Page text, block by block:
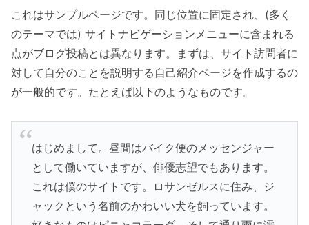
これはサンプルページです。同じ位置に固定され、(多く
のテーマでは) サイトナビゲーションメニューに含まれる
点がブログ投稿とは異なります。まずは、サイト訪問者に
対して自分のことを説明する自己紹介ページを作成するの
が一般的です。たとえば以下のようなものです。
はじめまして。昼間はバイク便のメッセンジャー
として働いていますが、俳優志望でもあります。
これは僕のサイトです。ロサンゼルスに住み、ジ
ャックという名前のかわいい犬を飼っています。